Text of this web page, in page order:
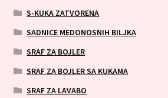
S-KUKA ZATVORENA
SADNICE MEDONOSNIH BILJKA
SRAF ZA BOJLER
SRAF ZA BOJLER SA KUKAMA
SRAF ZA LAVABO